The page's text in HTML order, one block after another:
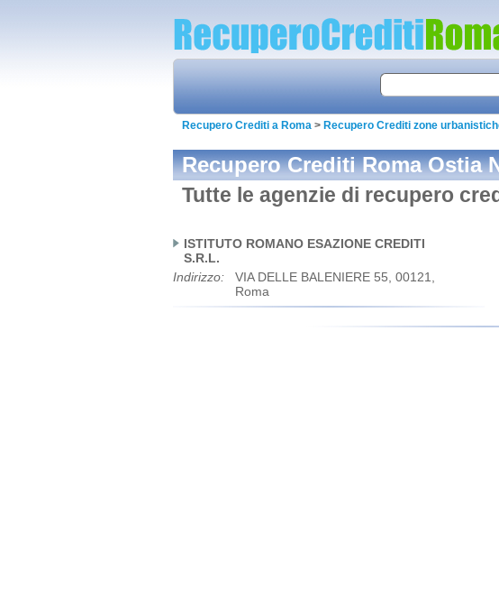
Recupero Crediti a Roma > Recupero Crediti zone
Recupero Crediti Roma Ostia
Tutte le agenzie di recupero
ISTITUTO ROMANO ESAZIONE CREDITI
S.R.L.
Indirizzo:
VIA DELLE BALENIERE 55, 00121,
Roma